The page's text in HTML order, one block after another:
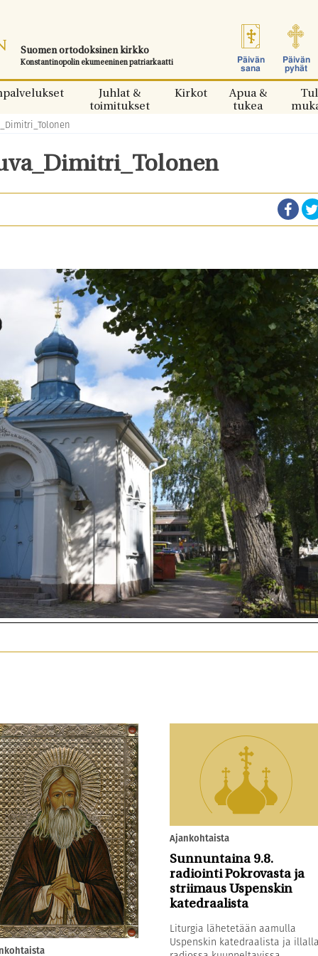
Suomen ortodoksinen kirkko
Konstantinopolin ekumeeninen patriarkaatti
Päivän
sana
Päivän
pyhät
Juhlat &
toimitukset
Kirkot
Apua &
tukea
Ajankohtaista
Sunnuntaina 9.8.
radiointi Pokrovasta ja
striimaus Uspenskin
katedraalista
Liturgia lähetetään aamulla
Uspenskin katedraalista ja